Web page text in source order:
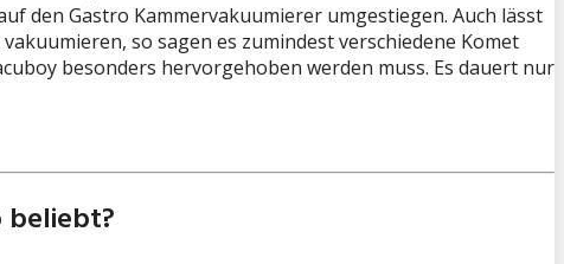
den Gastro Kammervakuumierer umgestiegen. Auch lässt
so sagen es zumindest verschiedene Komet
besonders hervorgehoben werden muss. Es dauert nur
beliebt?